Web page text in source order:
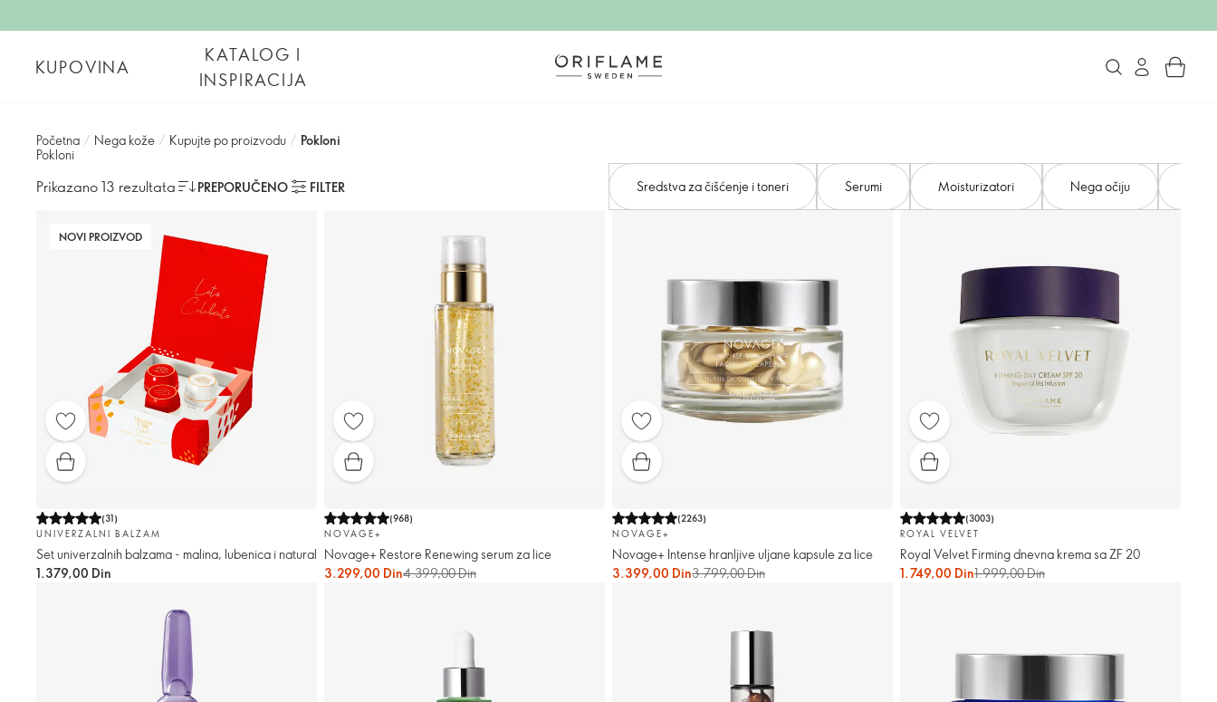
KUPOVINA
KATALOG I
INSPIRACIJA
Početna / Nega kože / Kupujte po proizvodu / Pokloni
Pokloni
Prikazano 13 rezultata PREPORUČENO FILTER Sredstva za čišćenje i toneri Serumi Moisturizatori Nega očiju
NOVI PROIZVOD
(31)
UNIVERZALNI BALZAM
Set univerzalnih balzama - malina, lubenica i natural
1.379,00 Din
(968)
NOVAGE+
Novage+ Restore Renewing serum za lice
3.299,00 Din4.399,00 Din
(2263)
NOVAGE+
Novage+ Intense hranljive uljane kapsule za lice
3.399,00 Din3.799,00 Din
(3003)
ROYAL VELVET
Royal Velvet Firming dnevna krema sa ZF 20
1.749,00 Din1.999,00 Din